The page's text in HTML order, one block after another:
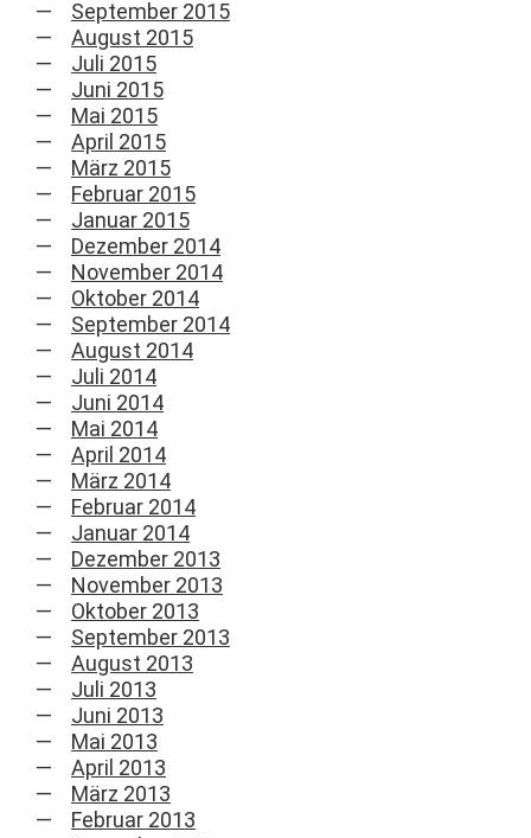
September 2015
August 2015
Juli 2015
Juni 2015
Mai 2015
April 2015
März 2015
Februar 2015
Januar 2015
Dezember 2014
November 2014
Oktober 2014
September 2014
August 2014
Juli 2014
Juni 2014
Mai 2014
April 2014
März 2014
Februar 2014
Januar 2014
Dezember 2013
November 2013
Oktober 2013
September 2013
August 2013
Juli 2013
Juni 2013
Mai 2013
April 2013
März 2013
Februar 2013